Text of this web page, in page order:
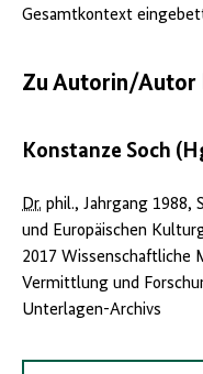
Gesamtkontext
Zu Autorin/Autor
Konstanze Soch
Dr. phil., Jahrgang 1988,
und Europäischen
2017 Wissenschaftliche
Vermittlung und
Unterlagen-Archivs